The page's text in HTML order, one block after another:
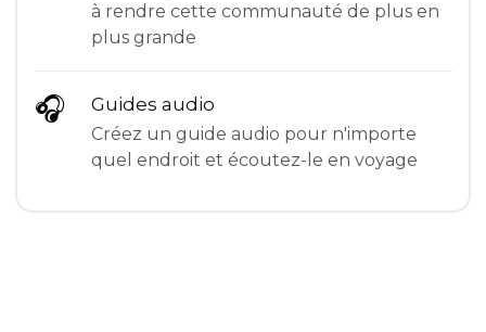
à rendre cette communauté de plus en
plus grande
🎧 Guides audio
Créez un guide audio pour n'importe
quel endroit et écoutez-le en voyage